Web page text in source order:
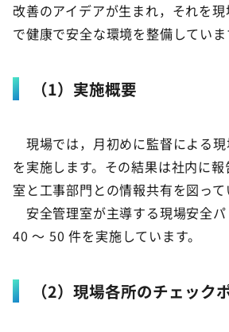
改善のアイデアが生まれ，それを
で健康で安全な環境を整備していま
（1）実施概要
現場では，月初めに監督による
を実施します。その結果は社内に
室と工事部門との情報共有を図って
安全管理室が主導する現場安全
40 ～ 50 件を実施しています。
（2）現場各所のチェック